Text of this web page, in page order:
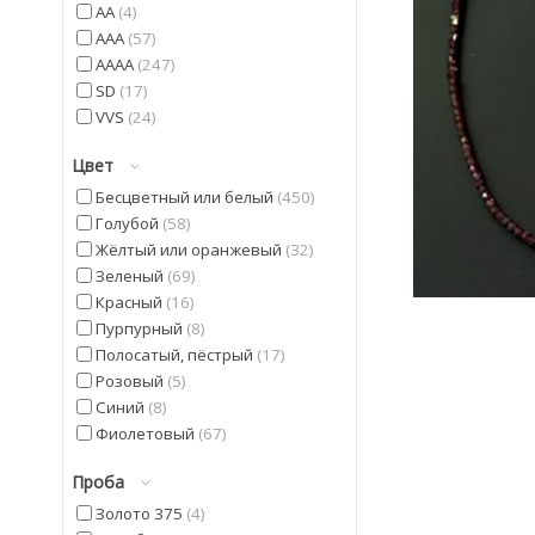
AA 4
AAA 57
AAAA 247
SD 17
VVS 24
Цвет
Бесцветный или белый 450
Голубой 58
Жёлтый или оранжевый 32
Зеленый 69
Красный 16
Пурпурный 8
Полосатый, пёстрый 17
Розовый 5
Синий 8
Фиолетовый 67
Проба
Золото 375 4